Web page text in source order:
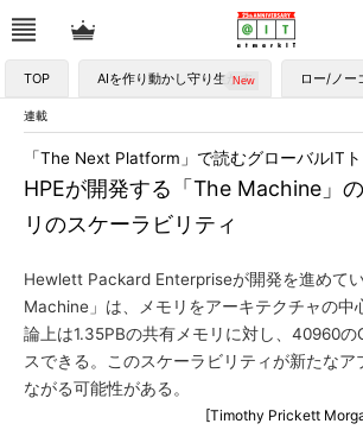
TOP AIを作り動かし守り生かす ロー/ノー
連載
HPEが開発する「The Machine」
リのスケーラビリティ
「The Next Platform」で読むグローバルITト
Hewlett Packard Enterpriseが開発を進めて
Machine」は、メモリをアーキテクチャの中
論上は1.35PBの共有メモリに対し、40960の
スできる。このスケーラビリティが新たなア
ながる可能性がある。
[Timothy Prickett